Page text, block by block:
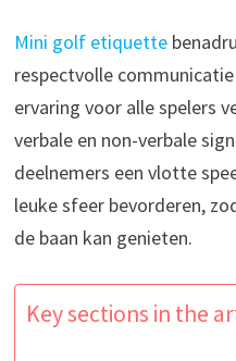
Mini golf etiquette
respectvolle
ervaring voor alle spelers
verbale en non-verbale
deelnemers een vlotte
leuke sfeer bevorderen,
de baan kan genieten.
Key sections in the